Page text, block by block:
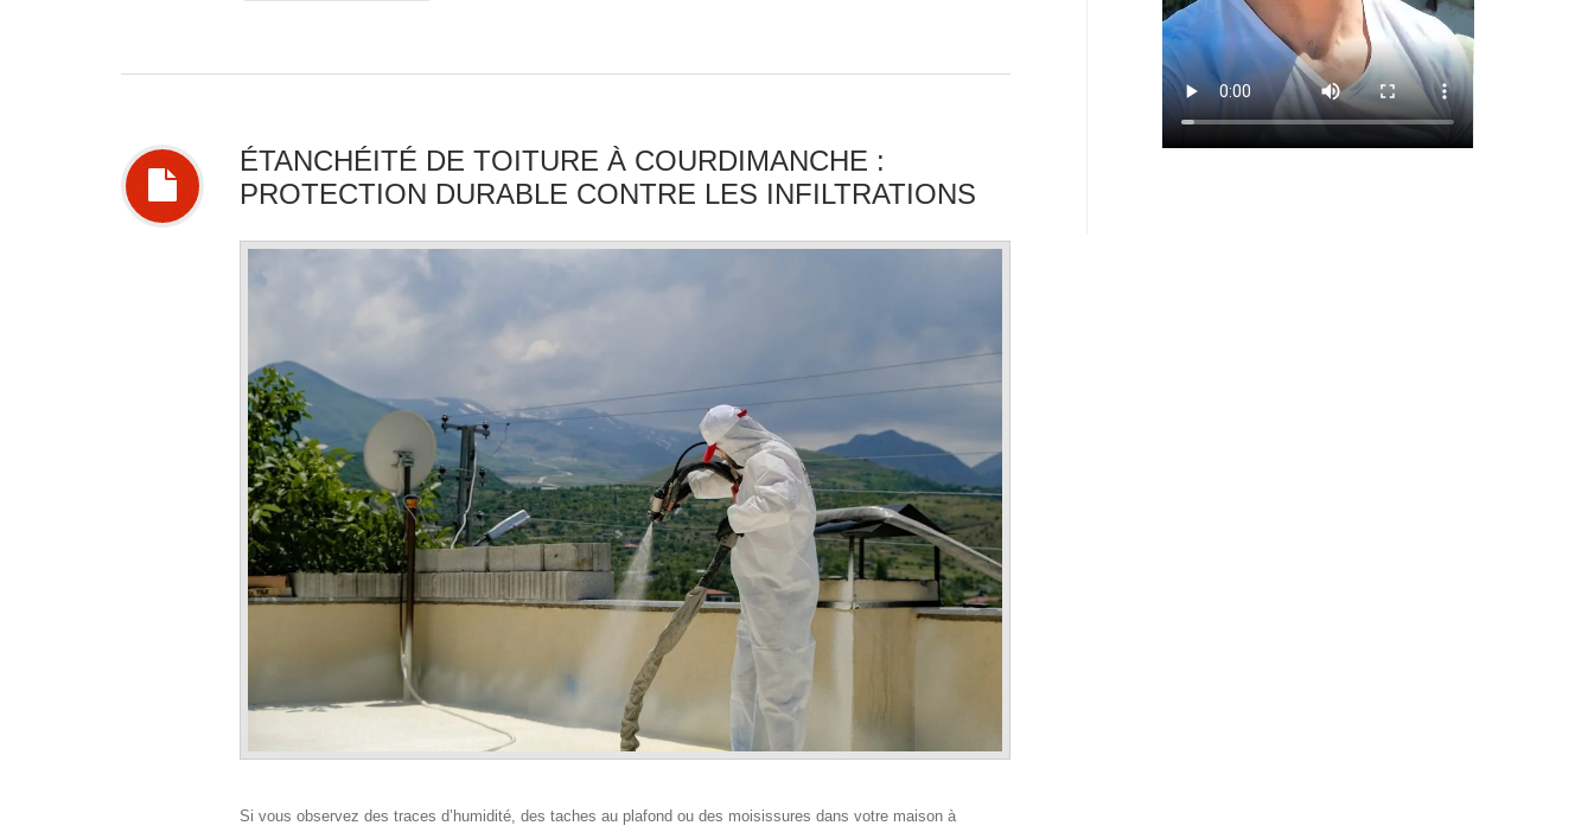
ÉTANCHÉITÉ DE TOITURE À COURDIMANCHE :
PROTECTION DURABLE CONTRE LES INFILTRATIONS
Si vous observez des traces d’humidité, des taches au plafond ou des moisissures dans votre maison à